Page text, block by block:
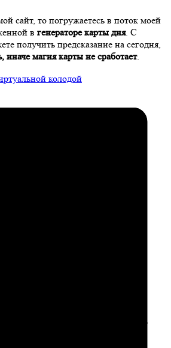
сайт, то погружаетесь в поток моей
в генераторе карты дня. С
получить предсказание на сегодня,
иначе магия карты не сработает.
колодой